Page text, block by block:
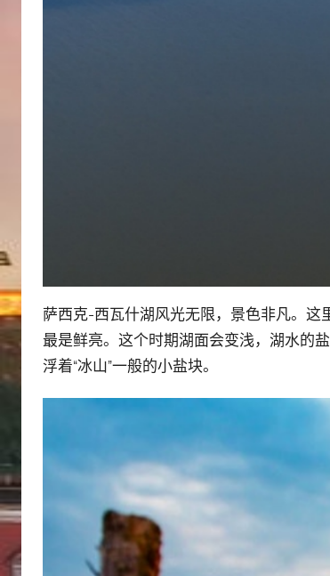
萨西克-西瓦什湖风光无限，景色非凡。这
最是鲜亮。这个时期湖面会变浅，湖水的
浮着“冰山”一般的小盐块。